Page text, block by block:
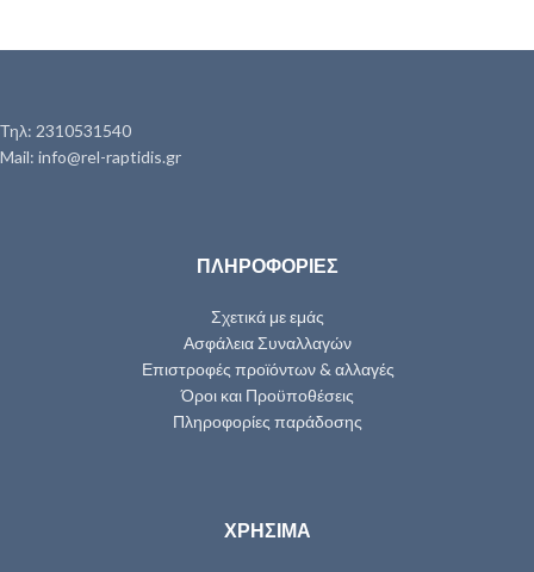
Τηλ: 2310531540
Mail: info@rel-raptidis.gr
ΠΛΗΡΟΦΟΡΙΕΣ
Σχετικά με εμάς
Ασφάλεια Συναλλαγών
Επιστροφές προϊόντων & αλλαγές
Όροι και Προϋποθέσεις
Πληροφορίες παράδοσης
ΧΡΗΣΙΜΑ